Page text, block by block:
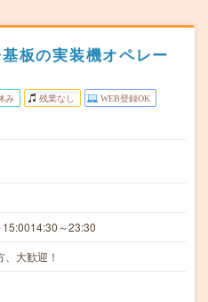
板の実装機オペレー
み 残業なし WEB登録OK
～23:30
大歓迎！